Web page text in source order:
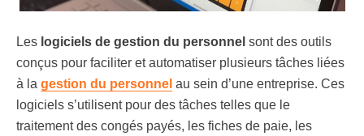
Les logiciels de gestion du personnel sont des outils
conçus pour faciliter et automatiser plusieurs tâches liées
à la gestion du personnel au sein d’une entreprise. Ces
logiciels s’utilisent pour des tâches telles que le
traitement des congés payés, les fiches de paie, les